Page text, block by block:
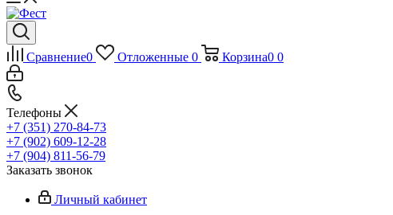
Сравнение0 Отложенные 0 Корзина0 0
Телефоны
+7 (351) 270-84-73
+7 (902) 609-12-28
+7 (904) 811-56-79
Заказать звонок
Личный кабинет